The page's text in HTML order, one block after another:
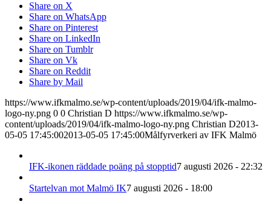
Share on X
Share on WhatsApp
Share on Pinterest
Share on LinkedIn
Share on Tumblr
Share on Vk
Share on Reddit
Share by Mail
https://www.ifkmalmo.se/wp-content/uploads/2019/04/ifk-malmo-
logo-ny.png 0 0 Christian D https://www.ifkmalmo.se/wp-
content/uploads/2019/04/ifk-malmo-logo-ny.png Christian D2013-
05-05 17:45:002013-05-05 17:45:00Målfyrverkeri av IFK Malmö
IFK-ikonen räddade poäng på stopptid7 augusti 2026 - 22:32
Startelvan mot Malmö IK7 augusti 2026 - 18:00